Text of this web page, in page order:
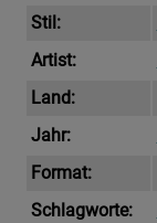
Stil:
Artist:
Land:
Jahr:
Format:
Schlagworte: